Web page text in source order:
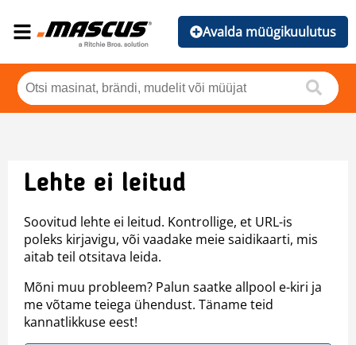
Avalda müügikuulutus
Lehte ei leitud
Soovitud lehte ei leitud. Kontrollige, et URL-is
poleks kirjavigu, või vaadake meie saidikaarti, mis
aitab teil otsitava leida.
Mõni muu probleem? Palun saatke allpool e-kiri ja
me võtame teiega ühendust. Täname teid
kannatlikkuse eest!